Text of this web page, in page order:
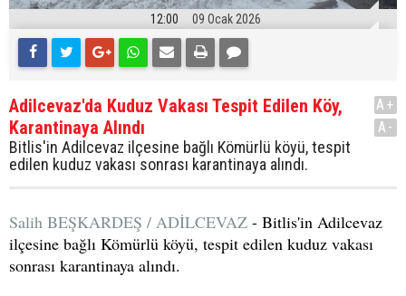
12:00 09 Ocak 2026
Adilcevaz'da Kuduz Vakası Tespit Edilen Köy,
Karantinaya Alındı
Bitlis'in Adilcevaz ilçesine bağlı Kömürlü köyü, tespit
edilen kuduz vakası sonrası karantinaya alındı.
A+
A-
Salih BEŞKARDEŞ / ADİLCEVAZ - Bitlis'in Adilcevaz
ilçesine bağlı Kömürlü köyü, tespit edilen kuduz vakası
sonrası karantinaya alındı.